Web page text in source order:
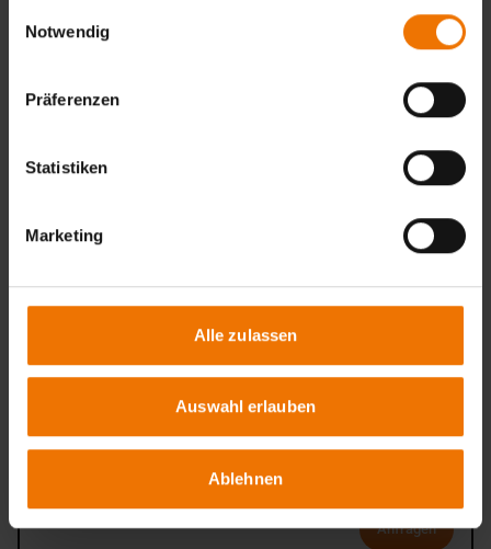
Notwendig
Präferenzen
Statistiken
Marketing
Alle zulassen
Auswahl erlauben
Ablehnen
09.12.2026 – 10.12.2026
Prüfung Teil 3
Flyer
Mündliche Abschlussprüfung
Anfragen